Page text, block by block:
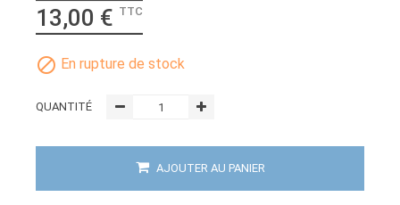
13,00 € TTC
 En rupture de stock
QUANTITÉ
AJOUTER AU PANIER